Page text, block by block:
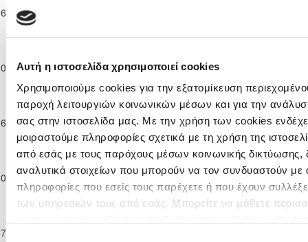
Αυτή η ιστοσελίδα χρησιμοποιεί cookies
Χρησιμοποιούμε cookies για την εξατομίκευση
παροχή λειτουργιών κοινωνικών μέσων και για την
σας στην ιστοσελίδα μας. Με την χρήση των cookies
μοιραστούμε πληροφορίες σχετικά με τη χρήση της
από εσάς με τους παρόχους μέσων κοινωνικής δικτύωσης,
αναλυτικά στοιχείων που μπορούν να τον συνδυαστούν με
πληροφορίες που εσείς τους παρέχετε ή που έχουν
των υπηρεσιών τους από εσάς. Μπορείτε να μάθετε
11-2023
12-2023
Κατηγορία
Παίδων
Κ-17
ΠΑΦΟΣ F.C. 2 3ΝΕΑ ΣΑΛΑΜΙΝΑ
ΑΜΜΟΧΩΣΤΟΥ
12-2023
Ανώτατη
Κατηγορία
Κ-17
ΑΠΟΛΛΩΝ
ΛΕΜΕΣΟΥ1 0ΠΑΦΟΣ F.C. 3'
01-2024
Ανώτατη
Κατηγορία
Παίδων
Κ-17
ΑΟΑΝ ΑΓΙΑΣ
ΝΑΠΑΣ1 3 ΠΑΦΟΣ F.C. 8'
01-2024
Ανώτατη